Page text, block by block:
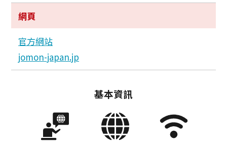
網頁
官方網站
jomon-japan.jp
基本資訊